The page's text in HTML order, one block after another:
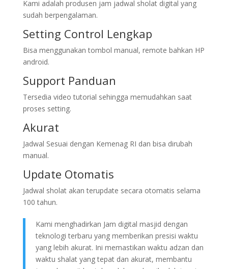
Kami adalah produsen jam jadwal sholat digital yang
sudah berpengalaman.
Setting Control Lengkap
Bisa menggunakan tombol manual, remote bahkan HP
android.
Support Panduan
Tersedia video tutorial sehingga memudahkan saat
proses setting.
Akurat
Jadwal Sesuai dengan Kemenag RI dan bisa dirubah
manual.
Update Otomatis
Jadwal sholat akan terupdate secara otomatis selama
100 tahun.
Kami menghadirkan Jam digital masjid dengan
teknologi terbaru yang memberikan presisi waktu
yang lebih akurat. Ini memastikan waktu adzan dan
waktu shalat yang tepat dan akurat, membantu